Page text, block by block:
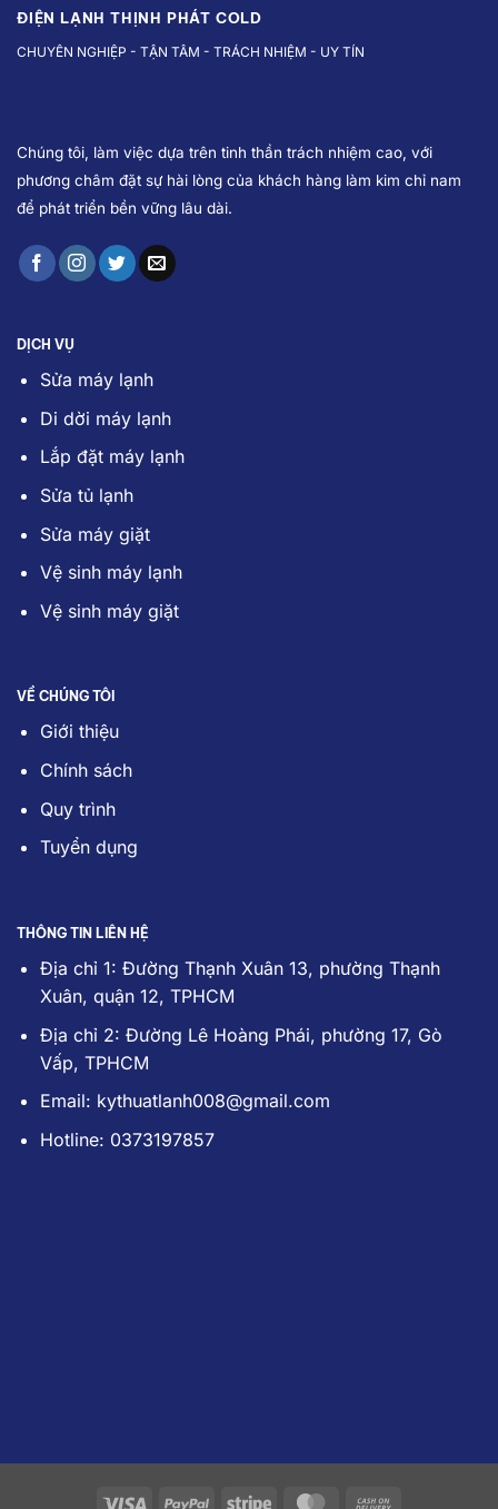
ĐIỆN LẠNH THỊNH PHÁT COLD
CHUYÊN NGHIỆP - TẬN TÂM - TRÁCH NHIỆM - UY TÍN
Chúng tôi, làm việc dựa trên tinh thần trách nhiệm cao, với
phương châm đặt sự hài lòng của khách hàng làm kim chỉ nam
để phát triển bền vững lâu dài.
DỊCH VỤ
Sửa máy lạnh
Di dời máy lạnh
Lắp đặt máy lạnh
Sửa tủ lạnh
Sửa máy giặt
Vệ sinh máy lạnh
Vệ sinh máy giặt
VỀ CHÚNG TÔI
Giới thiệu
Chính sách
Quy trình
Tuyển dụng
THÔNG TIN LIÊN HỆ
Địa chỉ 1: Đường Thạnh Xuân 13, phường Thạnh
Xuân, quận 12, TPHCM
Địa chỉ 2: Đường Lê Hoàng Phái, phường 17, Gò
Vấp, TPHCM
Email: kythuatlanh008@gmail.com
Hotline: 0373197857
Visa PayPal Stripe MasterCard